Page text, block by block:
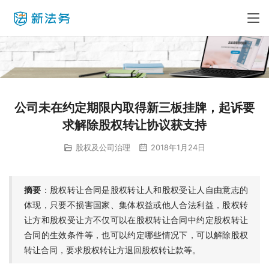
公司未在约定期限内取得新三板挂牌，起诉要
求解除股权转让协议获支持
股权及公司治理 2018年1月24日
摘要 ：股权转让合同是股权转让人和股权受让人自由意志的
体现，只要不损害国家、集体权益或他人合法利益，股权转
让方和股权受让方不仅可以在股权转让合同中约定股权转让
合同的生效条件等，也可以约定哪些情况下，可以解除股权
转让合同，要求股权转让方退回股权转让款等。